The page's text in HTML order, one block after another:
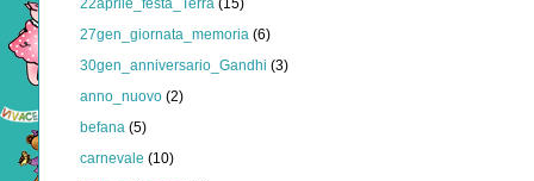
22aprile_festa_Terra (15)
27gen_giornata_memoria (6)
30gen_anniversario_Gandhi (3)
anno_nuovo (2)
befana (5)
carnevale (10)